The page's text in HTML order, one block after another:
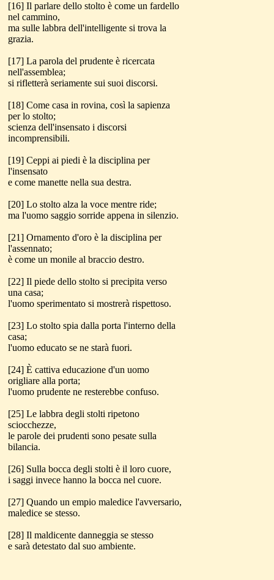
[16] Il parlare dello stolto è come un fardello
nel cammino,
ma sulle labbra dell'intelligente si trova la
grazia.
[17] La parola del prudente è ricercata
nell'assemblea;
si rifletterà seriamente sui suoi discorsi.
[18] Come casa in rovina, così la sapienza
per lo stolto;
scienza dell'insensato i discorsi
incomprensibili.
[19] Ceppi ai piedi è la disciplina per
l'insensato
e come manette nella sua destra.
[20] Lo stolto alza la voce mentre ride;
ma l'uomo saggio sorride appena in silenzio.
[21] Ornamento d'oro è la disciplina per
l'assennato;
è come un monile al braccio destro.
[22] Il piede dello stolto si precipita verso
una casa;
l'uomo sperimentato si mostrerà rispettoso.
[23] Lo stolto spia dalla porta l'interno della
casa;
l'uomo educato se ne starà fuori.
[24] È cattiva educazione d'un uomo
origliare alla porta;
l'uomo prudente ne resterebbe confuso.
[25] Le labbra degli stolti ripetono
sciocchezze,
le parole dei prudenti sono pesate sulla
bilancia.
[26] Sulla bocca degli stolti è il loro cuore,
i saggi invece hanno la bocca nel cuore.
[27] Quando un empio maledice l'avversario,
maledice se stesso.
[28] Il maldicente danneggia se stesso
e sarà detestato dal suo ambiente.